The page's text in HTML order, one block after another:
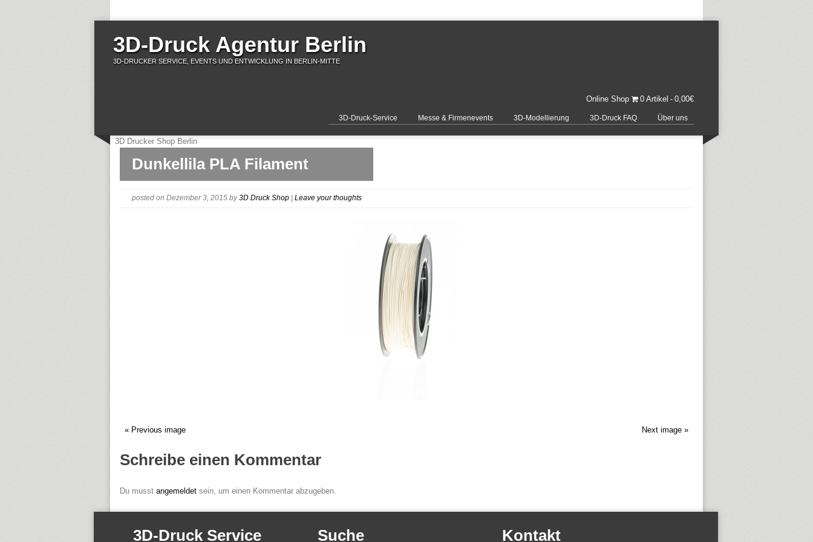
3D-Druck Agentur Berlin
3D-DRUCKER SERVICE, EVENTS UND ENTWICKLUNG IN BERLIN-MITTE
Online Shop 0 Artikel 0,00€
3D-Druck-Service Messe & Firmenevents 3D-Modellierung 3D-Druck FAQ Über uns
3D Drucker Shop Berlin
Dunkellila PLA Filament
posted on Dezember 3, 2015 by3D Druck Shop Leave your thoughts
Next image »
« Previous image
Schreibe einen Kommentar
Du musst angemeldet sein, um einen Kommentar abzugeben.
3D-Druck Service Suche Kontakt